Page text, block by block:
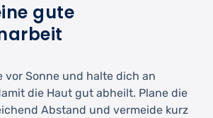
gute
vor Sonne und halte dich an
die Haut gut abheilt. Plane die
Abstand und vermeide kurz